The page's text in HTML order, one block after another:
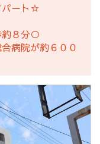
パート☆
約８分○
病院が約６００